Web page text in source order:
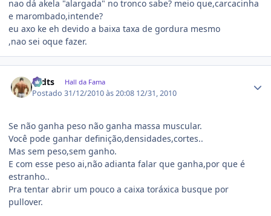
nao dá akela "alargada" no tronco sabe? meio que,carcacinha
e marombado,intende?
eu axo ke eh devido a baixa taxa de gordura mesmo
,nao sei oque fazer.
rodts Hall da Fama
Postado31/12/2010 às 20:08 12/31, 2010
Se não ganha peso não ganha massa muscular.
Você pode ganhar definição,densidades,cortes..
Mas sem peso,sem ganho.
E com esse peso ai,não adianta falar que ganha,por que é
estranho..
Pra tentar abrir um pouco a caixa toráxica busque por
pullover.